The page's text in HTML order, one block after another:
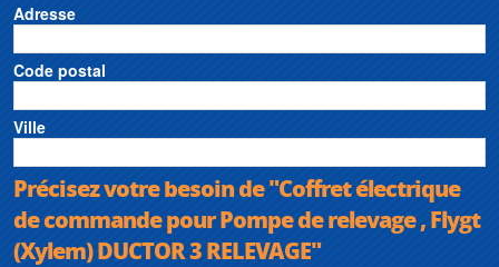
Adresse
Code postal
Ville
Précisez votre besoin de "Coffret électrique
de commande pour Pompe de relevage , Flygt
(Xylem) DUCTOR 3 RELEVAGE"